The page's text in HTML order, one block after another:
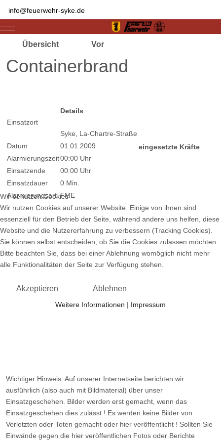
info@feuerwehr-syke.de
Mobile Menu Toggle
Übersicht Vor
Containerbrand
Einsatzort
Details
Syke, La-Chartre-Straße
Datum
01.01.2009
Alarmierungszeit00:00 Uhr
Einsatzende
00:00 Uhr
Einsatzdauer
0 Min.
Alarmierungsart FME
eingesetzte Kräfte
Wichtiger Hinweis: Auf unserer Internetseite berichten wir
ausführlich (also auch mit Bildmaterial) über unser
Einsatzgeschehen. Bilder werden erst gemacht, wenn das
Einsatzgeschehen dies zulässt ! Es werden keine Bilder von
Verletzten oder Toten gemacht oder hier veröffentlicht ! Sollten Sie
Einwände gegen die hier veröffentlichen Fotos oder Berichte
Wir benutzen Cookies
Wir nutzen Cookies auf unserer Website. Einige von ihnen sind
essenziell für den Betrieb der Seite, während andere uns helfen, diese
Website und die Nutzererfahrung zu verbessern (Tracking Cookies).
Sie können selbst entscheiden, ob Sie die Cookies zulassen möchten.
Bitte beachten Sie, dass bei einer Ablehnung womöglich nicht mehr
alle Funktionalitäten der Seite zur Verfügung stehen.
Akzeptieren Ablehnen
Weitere Informationen | Impressum